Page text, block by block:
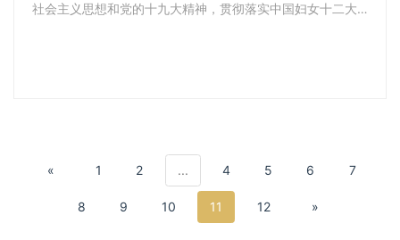
社会主义思想和党的十九大精神，贯彻落实中国妇女十二大、
« 1 2 ... 4 5 6 7
8 9 10 11 12 »